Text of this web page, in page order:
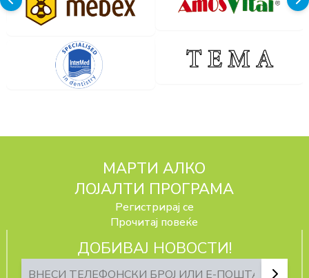
МАРТИ АЛКО
ЛОЈАЛТИ ПРОГРАМА
Регистрирај се
Прочитај повеќе
ДОБИВАЈ НОВОСТИ!